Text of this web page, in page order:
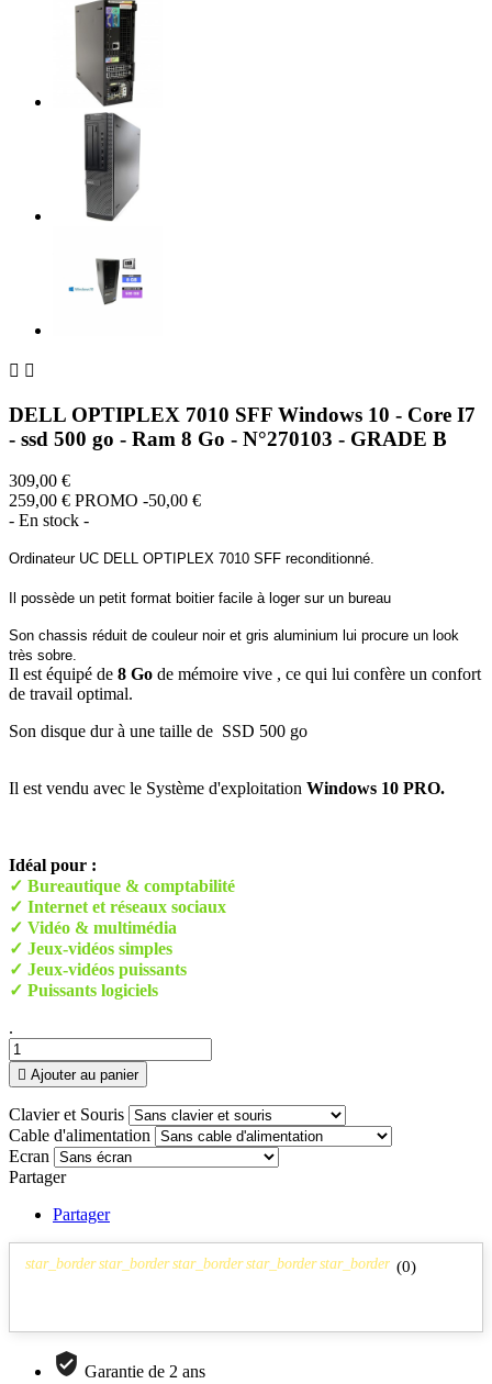
 
DELL OPTIPLEX 7010 SFF Windows 10 - Core I7
- ssd 500 go - Ram 8 Go - N°270103 - GRADE B
309,00 €
259,00 € PROMO -50,00 €
- En stock -
Ordinateur UC DELL OPTIPLEX 7010 SFF reconditionné.
Il possède un petit format boitier facile à loger sur un bureau
Son chassis réduit de couleur noir et gris aluminium lui procure un look
très sobre.
Il est équipé de 8 Go de mémoire vive , ce qui lui confère un confort
de travail optimal.
Son disque dur à une taille de SSD 500 go
Il est vendu avec le Système d'exploitation Windows 10 PRO.
Idéal pour :
✓ Bureautique & comptabilité
✓ Internet et réseaux sociaux
✓ Vidéo & multimédia
✓ Jeux-vidéos simples
✓ Jeux-vidéos puissants
✓ Puissants logiciels
.
 Ajouter au panier
Clavier et Souris
Cable d'alimentation
Ecran
Partager
Partager
star_border star_border star_border star_border star_border (0)
Garantie de 2 ans